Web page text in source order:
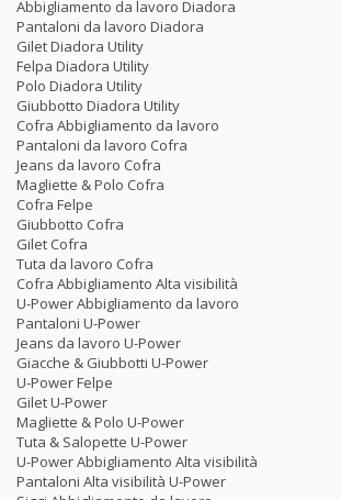
Abbigliamento da lavoro Diadora
Pantaloni da lavoro Diadora
Gilet Diadora Utility
Felpa Diadora Utility
Polo Diadora Utility
Giubbotto Diadora Utility
Cofra Abbigliamento da lavoro
Pantaloni da lavoro Cofra
Jeans da lavoro Cofra
Magliette & Polo Cofra
Cofra Felpe
Giubbotto Cofra
Gilet Cofra
Tuta da lavoro Cofra
Cofra Abbigliamento Alta visibilità
U-Power Abbigliamento da lavoro
Pantaloni U-Power
Jeans da lavoro U-Power
Giacche & Giubbotti U-Power
U-Power Felpe
Gilet U-Power
Magliette & Polo U-Power
Tuta & Salopette U-Power
U-Power Abbigliamento Alta visibilità
Pantaloni Alta visibilità U-Power